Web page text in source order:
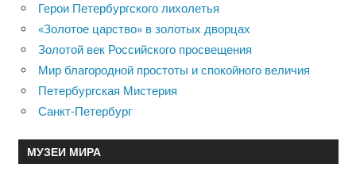
Герои Петербургского лихолетья
«Золотое царство» в золотых дворцах
Золотой век Российского просвещения
Мир благородной простоты и спокойного величия
Петербургская Мистерия
Санкт-Петербург
МУЗЕИ МИРА